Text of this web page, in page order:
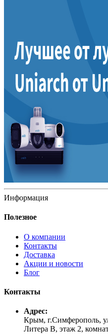
Информация
Полезное
О компании
Контакты
Доставка
Акции и новости
Блог
Контакты
Адрес:
Крым, г.Симферополь,
Литера В, этаж 2,